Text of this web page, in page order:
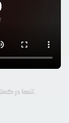
تنها در کمتر از 30 ثانیه ثبت‌نام و احراز هویت خود را تکمیل کنید.